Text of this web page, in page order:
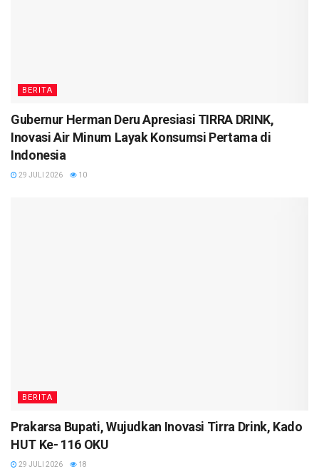
BERITA
Gubernur Herman Deru Apresiasi TIRRA DRINK,
Inovasi Air Minum Layak Konsumsi Pertama di
Indonesia
29 JULI 2026 10
BERITA
Prakarsa Bupati, Wujudkan Inovasi Tirra Drink, Kado
HUT Ke- 116 OKU
29 JULI 2026 18